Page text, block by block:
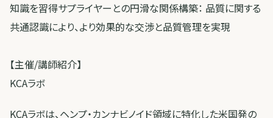
知識を習得サプライヤーとの円滑な関係構築： 品質に関する
共通認識により、より効果的な交渉と品質管理を実現
【主催/講師紹介】
KCAラボ
KCAラボは、ヘンプ・カンナビノイド領域に特化した米国発の